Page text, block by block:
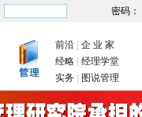
密码：
前沿
企 业 家
经略
经理学堂
实务
图说管理